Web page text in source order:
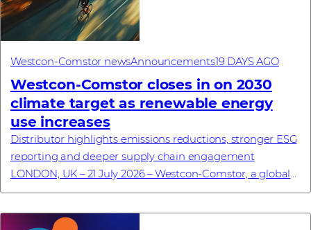
Westcon-Comstor newsAnnouncements19 DAYS AGO
Westcon-Comstor closes in on 2030
climate target as renewable energy
use increases
Distributor highlights emissions reductions, stronger ESG
reporting and deeper supply chain engagement
LONDON, UK – 21 July 2026 – Westcon-Comstor, a global
technology distributor specialising in cyb...